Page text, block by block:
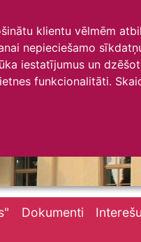
klientu vēlmēm
nepieciešamo
iestatījumus un
funkcionalitāti.
Dokumenti